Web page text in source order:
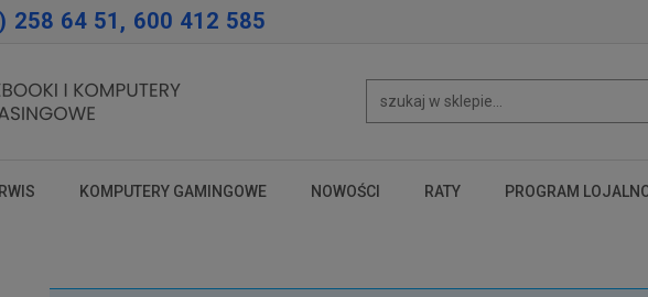
258 64 51, 600 412 585
KOMPUTERY GAMINGOWE NOWOŚCI RATY PROGRAM